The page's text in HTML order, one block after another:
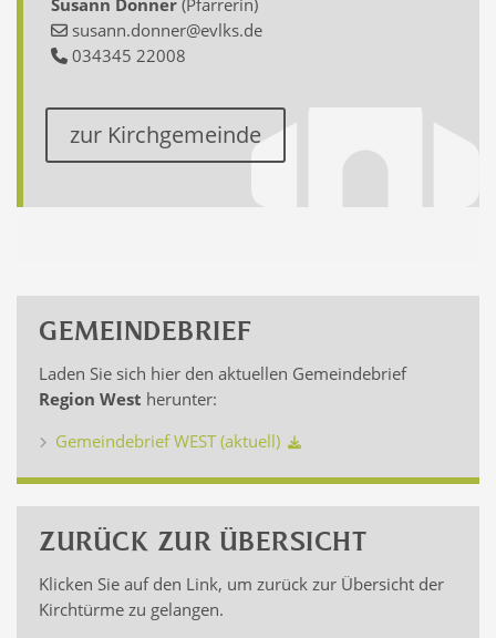
susann.donner@evlks.de
034345 22008
zur Kirchgemeinde
GEMEINDEBRIEF
Laden Sie sich hier den aktuellen Gemeindebrief
Region West herunter:
Gemeindebrief WEST (aktuell)
ZURÜCK ZUR ÜBERSICHT
Klicken Sie auf den Link, um zurück zur Übersicht der
Kirchtürme zu gelangen.